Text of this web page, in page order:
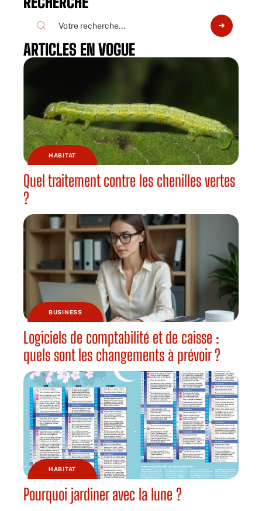
ARTICLES EN VOGUE
HABITAT
Quel traitement contre les chenilles vertes
?
BUSINESS
Logiciels de comptabilité et de caisse :
quels sont les changements à prévoir ?
HABITAT
Pourquoi jardiner avec la lune ?